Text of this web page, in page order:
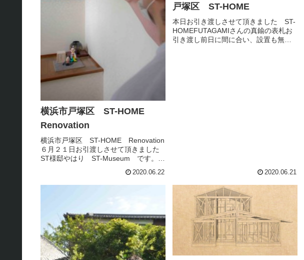
横浜市戸塚区 ST-HOME
Renovation
横浜市戸塚区 ST-HOME Renovation
６月２１日お引渡しさせて頂きました
ST様邸やはり ST-Museum です。お
引渡し当日は、海外ご勤務中の奥様
と、リモ－トでお引渡し。玄関HALLに
は、アマビエ様がお出迎え。礼にはじ
2020.06.22
戸塚区 ST-HOME
本日お引き渡しさせて頂きました ST-
HOMEFUTAGAMIさんの真鍮の表札お
引き渡し前日に間に合い、設置も無事
2020.06.21